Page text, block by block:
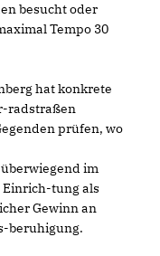
besucht oder
Tempo 30
hat konkrete
radstraßen
prüfen, wo
im
tung als
Gewinn an
beruhigung.